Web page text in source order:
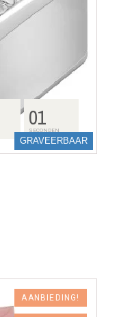
GRAVEERBAAR
00
SECONDEN
AANBIEDING!